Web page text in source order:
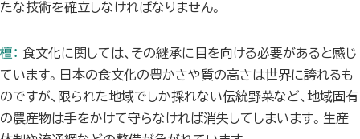
たな技術を確立しなければなりません。
檀： 食文化に関しては、その継承に目を向ける必要があると感じ
ています。日本の食文化の豊かさや質の高さは世界に誇れるも
のですが、限られた地域でしか採れない伝統野菜など、地域固有
の農産物は手をかけて守らなければ消失してしまいます。生産